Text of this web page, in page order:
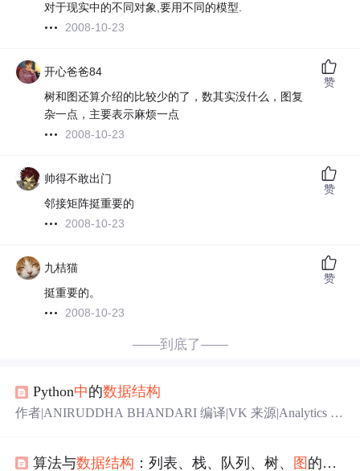
对于现实中的不同对象,要用不同的模型.
2008-10-23
开心爸爸84
树和图还算介绍的比较少的了，数其实没什么，图复
杂一点，主要表示麻烦一点
2008-10-23
赞
帅得不敢出门
邻接矩阵挺重要的
2008-10-23
赞
九桔猫
挺重要的。
2008-10-23
赞
——到底了——
Python中的数据结构
作者|ANIRUDDHA BHANDARI 编译|VK 来源|Analytics Vi
不同数据结构 ，包括列表、元组等 介绍数据结构 听起来是
算法与数据结构 ：列表、栈、队列、树、 图 的深入解析